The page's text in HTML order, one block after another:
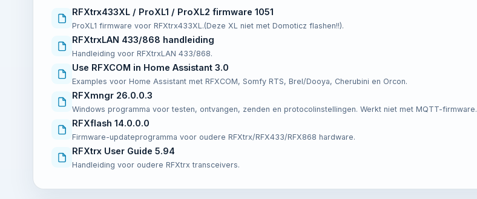
RFXtrx433XL / ProXL1 / ProXL2 firmware 1051
ProXL1 firmware voor RFXtrx433XL.(Deze XL niet met Domoticz flashen!!).
RFXtrxLAN 433/868 handleiding
Handleiding voor RFXtrxLAN 433/868.
Use RFXCOM in Home Assistant 3.0
Examples voor Home Assistant met RFXCOM, Somfy RTS, Brel/Dooya, Cherubini en Orcon.
RFXmngr 26.0.0.3
Windows programma voor testen, ontvangen, zenden en protocolinstellingen. Werkt niet met MQTT-firmware.
RFXflash 14.0.0.0
Firmware-updateprogramma voor oudere RFXtrx/RFX433/RFX868 hardware.
RFXtrx User Guide 5.94
Handleiding voor oudere RFXtrx transceivers.